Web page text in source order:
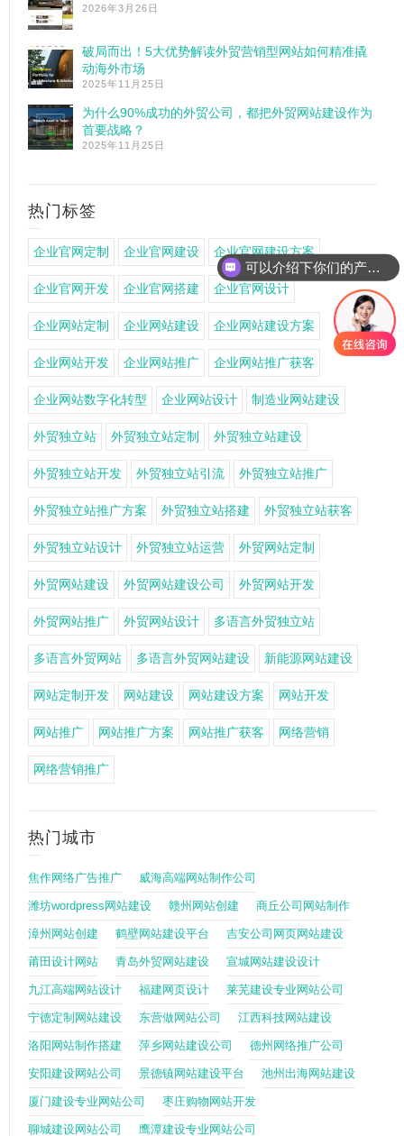
2026年3月26日
破局而出！5大优势解读外贸营销型网站如何精准撬
动海外市场
2025年11月25日
为什么90%成功的外贸公司，都把外贸网站建设作为
首要战略？
2025年11月25日
热门标签
企业官网定制 企业官网建设 企业官网建设方案
企业官网开发 企业官网搭建 企业官网设计
企业网站定制 企业网站建设 企业网站建设方案
企业网站开发 企业网站推广 企业网站推广获客
企业网站数字化转型 企业网站设计 制造业网站建设
外贸独立站 外贸独立站定制 外贸独立站建设
外贸独立站开发 外贸独立站引流 外贸独立站推广
外贸独立站推广方案 外贸独立站搭建 外贸独立站获客
外贸独立站设计 外贸独立站运营 外贸网站定制
外贸网站建设 外贸网站建设公司 外贸网站开发
外贸网站推广 外贸网站设计 多语言外贸独立站
多语言外贸网站 多语言外贸网站建设 新能源网站建设
网站定制开发 网站建设 网站建设方案 网站开发
网站推广 网站推广方案 网站推广获客 网络营销
网络营销推广
热门城市
焦作网络广告推广 威海高端网站制作公司
潍坊wordpress网站建设 赣州网站创建 商丘公司网站制作
漳州网站创建 鹤壁网站建设平台 吉安公司网页网站建设
莆田设计网站 青岛外贸网站建设 宣城网站建设设计
九江高端网站设计 福建网页设计 莱芜建设专业网站公司
宁德定制网站建设 东营做网站公司 江西科技网站建设
洛阳网站制作搭建 萍乡网站建设公司 德州网络推广公司
安阳建设网站公司 景德镇网站建设平台 池州出海网站建设
厦门建设专业网站公司 枣庄购物网站开发
聊城建设网站公司 鹰潭建设专业网站公司
可以介绍下你们的产品么